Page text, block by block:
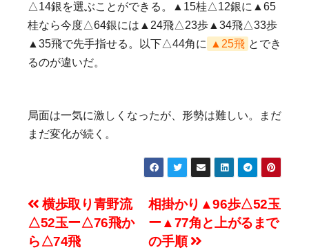
△14銀を選ぶことができる。▲15桂△12銀に▲65
桂なら今度△64銀には▲24飛△23歩▲34飛△33歩
▲35飛で先手指せる。以下△44角に ▲25飛 とでき
るのが違いだ。
局面は一気に激しくなったが、形勢は難しい。まだ
まだ変化が続く。
投
稿
相掛かり▲96歩△52玉
ー▲77角と上がるまで
の手順
横歩取り青野流
△52玉ー△76飛か
ら△74飛